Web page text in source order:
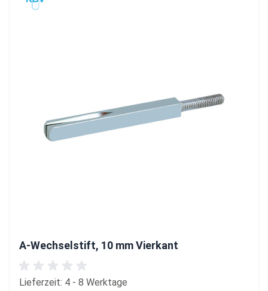
A-Wechselstift, 10 mm Vierkant
Lieferzeit: 4 - 8 Werktage